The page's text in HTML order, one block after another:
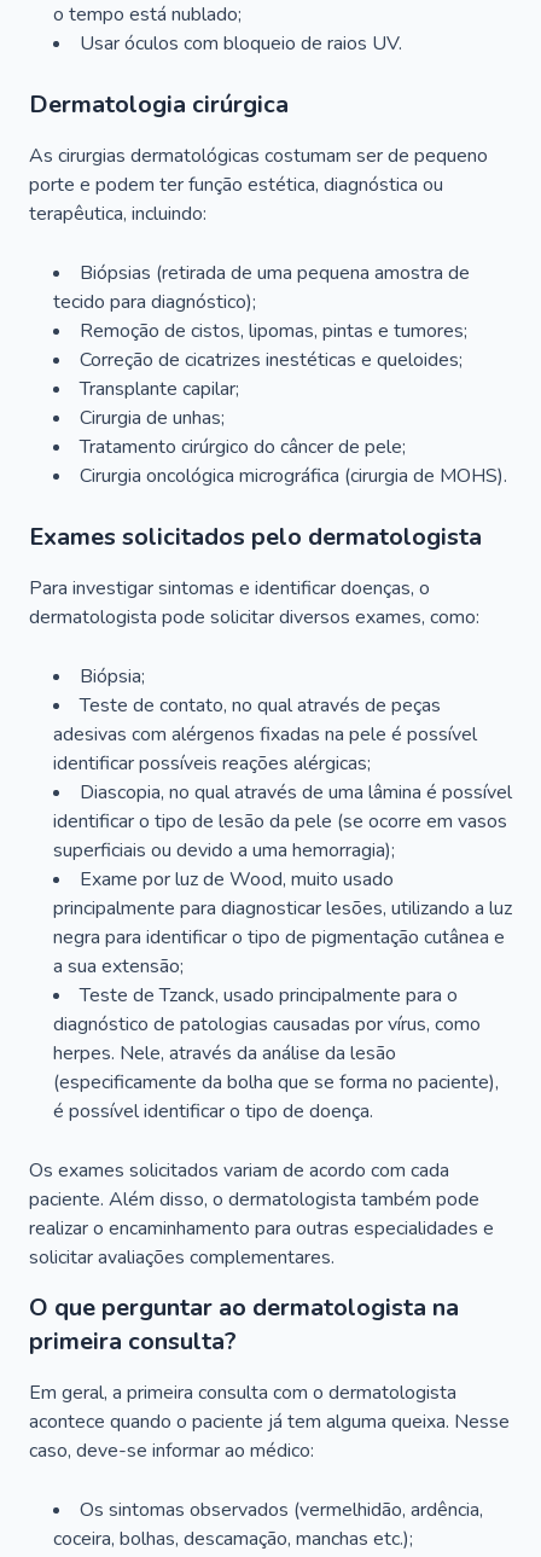
o tempo está nublado;
Usar óculos com bloqueio de raios UV.
Dermatologia cirúrgica
As cirurgias dermatológicas costumam ser de pequeno
porte e podem ter função estética, diagnóstica ou
terapêutica, incluindo:
Biópsias (retirada de uma pequena amostra de
tecido para diagnóstico);
Remoção de cistos, lipomas, pintas e tumores;
Correção de cicatrizes inestéticas e queloides;
Transplante capilar;
Cirurgia de unhas;
Tratamento cirúrgico do câncer de pele;
Cirurgia oncológica micrográfica (cirurgia de MOHS).
Exames solicitados pelo dermatologista
Para investigar sintomas e identificar doenças, o
dermatologista pode solicitar diversos exames, como:
Biópsia;
Teste de contato, no qual através de peças
adesivas com alérgenos fixadas na pele é possível
identificar possíveis reações alérgicas;
Diascopia, no qual através de uma lâmina é possível
identificar o tipo de lesão da pele (se ocorre em vasos
superficiais ou devido a uma hemorragia);
Exame por luz de Wood, muito usado
principalmente para diagnosticar lesões, utilizando a luz
negra para identificar o tipo de pigmentação cutânea e
a sua extensão;
Teste de Tzanck, usado principalmente para o
diagnóstico de patologias causadas por vírus, como
herpes. Nele, através da análise da lesão
(especificamente da bolha que se forma no paciente),
é possível identificar o tipo de doença.
Os exames solicitados variam de acordo com cada
paciente. Além disso, o dermatologista também pode
realizar o encaminhamento para outras especialidades e
solicitar avaliações complementares.
O que perguntar ao dermatologista na
primeira consulta?
Em geral, a primeira consulta com o dermatologista
acontece quando o paciente já tem alguma queixa. Nesse
caso, deve-se informar ao médico:
Os sintomas observados (vermelhidão, ardência,
coceira, bolhas, descamação, manchas etc.);